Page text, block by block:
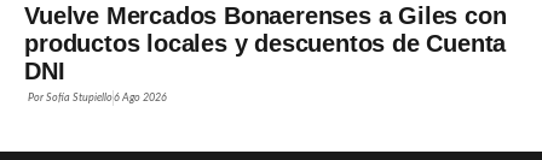
Vuelve Mercados Bonaerenses a Giles con
productos locales y descuentos de Cuenta
DNI
PorSofía Stupiello6 Ago 2026